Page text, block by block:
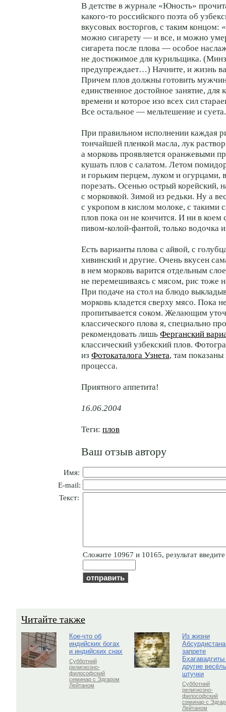
В детстве в журнале «Юность»
какого-то российского поэта об
вкусовых восторгов, с таким концом:
можно сигарету — и все, и можно
сигарета после плова — особое
не достижимое для курильщика.
предупреждает…) Начните, и жизнь
Причем плов должны готовить
единственное достойное занятие, для
времени и которое изо всех сил
Все остальное — мельтешение и суета.
При правильном исполнении каждая
тончайшей пленкой масла, лук
а морковь проявляется оранжевыми
кушать плов с салатом. Летом
и горьким перцем, луком и огурцами,
порезать. Осенью острый корейский,
с морковкой. Зимой из редьки. Ну а
с укропом в кислом молоке, с такими
плов пока он не кончится. И ни в коем
пивом-колой-фантой, только водочка
Есть варианты плова с айвой, с
хивинский и другие. Очень вкусен
в нем морковь варится отдельным
не перемешиваясь с мясом, рис тоже
При подаче на стол на блюдо
морковь кладется cверху мясо. Пока
пропитывается соком. Желающим
классического плова я, специально
рекомендовать лишь Ферганский
классический узбекский плов.
из Фотокаталога Узнета, там показаны
процесса.
Приятного аппетита!
16.06.2004
Теги: плов
Ваш отзыв автору
Имя:
E-mail:
Текст:
Cлoжитe 10967 и 10165, результат
Читайте также
Кое-что об
индийских богах
и индийских снах
Субботний
религиозно-
философский
семинар с Эдгаром
Лейтаном
Из жизни
запрете
Бхагавадгиты
другие
штучки
Субботний
религиозно-
философский
семинар с
Лейтаном